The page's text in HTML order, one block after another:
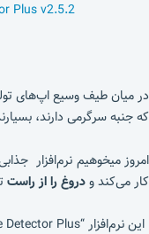
در میان طیف وسیع اپ‌های
که جنبه سرگرمی دارند،
امروز میخوهیم نرم‌افزار
کار می‌کند ودروغ را از راست